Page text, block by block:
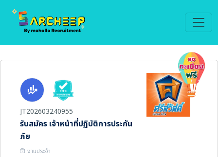
JT202603240955
รับสมัคร เจ้าหน้าที่ปฏิบัติการประกัน
ภัย
งานประจำ